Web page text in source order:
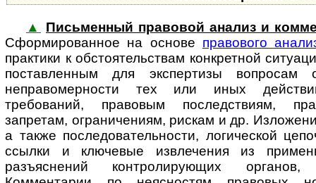
▲
Письменный правовой анализ и
Сформированное на основе пра­во­во­го
практики к обстоятельствам конкретной
поставленным для экспертизы вопросам
неправомерности тех или иных
требований, правовым последствиям,
запретам, ограничениям, рискам и др.
а также последовательности, логической
ссылки и ключевые извлечения из
разъяснений контролирующих